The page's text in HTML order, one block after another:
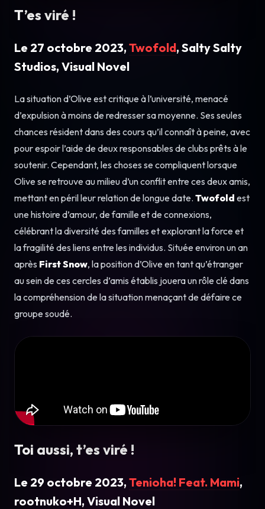
T’es viré !
Le 27 octobre 2023, Twofold, Salty Salty
Studios, Visual Novel
La situation d’Olive est critique à l’université, menacé
d’expulsion à moins de redresser sa moyenne. Ses seules
chances résident dans des cours qu’il connaît à peine, avec
pour espoir l’aide de deux responsables de clubs prêts à le
soutenir. Cependant, les choses se compliquent lorsque
Olive se retrouve au milieu d’un conflit entre ces deux amis,
mettant en péril leur relation de longue date. Twofold est
une histoire d’amour, de famille et de connexions,
célébrant la diversité des familles et explorant la force et
la fragilité des liens entre les individus. Située environ un an
après First Snow, la position d’Olive en tant qu’étranger
au sein de ces cercles d’amis établis jouera un rôle clé dans
la compréhension de la situation menaçant de défaire ce
groupe soudé.
Toi aussi, t’es viré !
Le 29 octobre 2023, Tenioha! Feat. Mami,
rootnuko+H, Visual Novel